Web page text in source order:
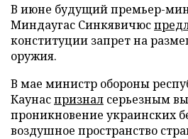
В июне будущий премьер-
Миндаугас Синкявичюс
конституции запрет на
оружия.
В мае министр обороны
Каунаспризнал серьезным
проникновение украинских
воздушное пространство